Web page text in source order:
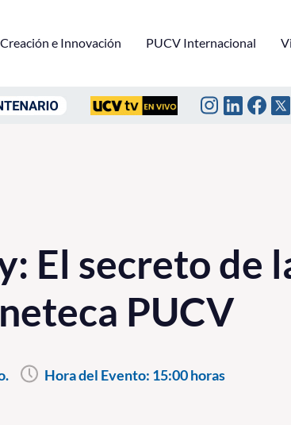
e Innovación PUCV Internacional
El secreto de
PUCV
Hora del Evento: 15:00 horas